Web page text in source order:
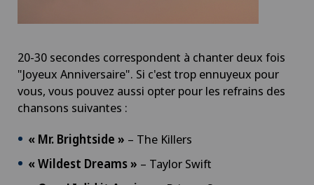
20-30 secondes correspondent à chanter deux fois
"Joyeux Anniversaire". Si c'est trop ennuyeux pour
vous, vous pouvez aussi opter pour les refrains des
chansons suivantes :
« Mr. Brightside » – The Killers
« Wildest Dreams » – Taylor Swift